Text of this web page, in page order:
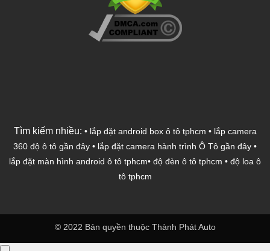
Tìm kiếm nhiều: • lắp đặt android box ô tô tphcm • lắp camera
360 độ ô tô gần đây • lắp đặt camera hành trình Ô Tô gần đây •
lắp đặt màn hình android ô tô tphcm• độ đèn ô tô tphcm • độ loa ô
tô tphcm
© 2022 Bản quyền thuộc Thành Phát Auto